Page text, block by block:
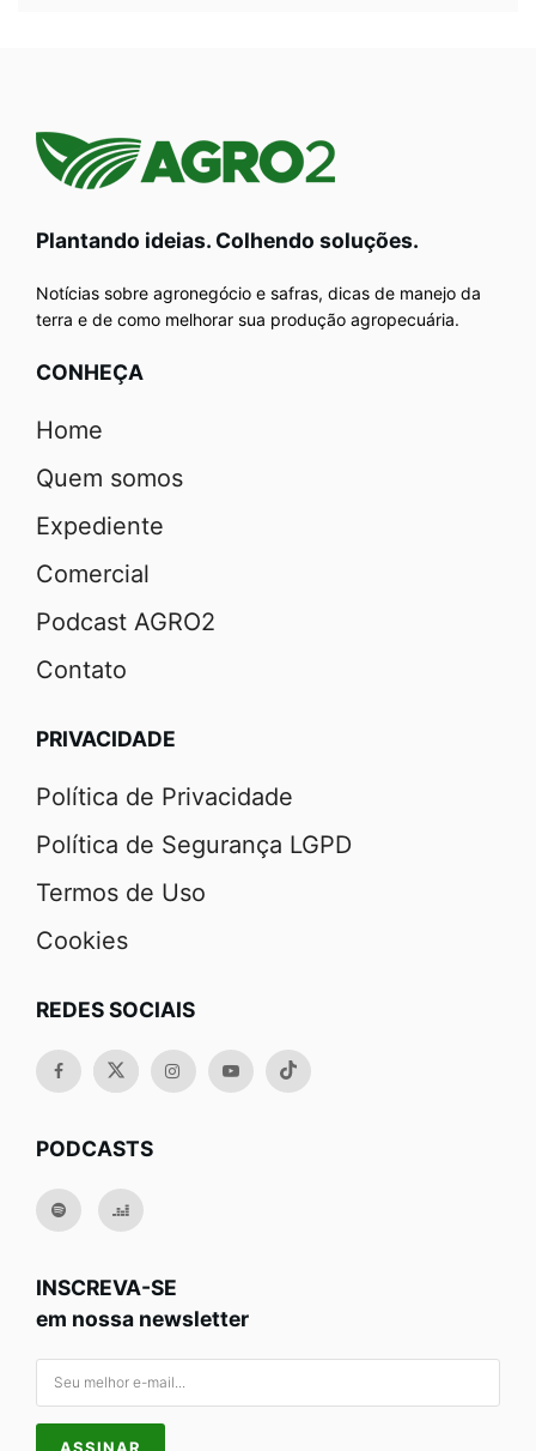
Plantando ideias. Colhendo soluções.
Notícias sobre agronegócio e safras, dicas de manejo da
terra e de como melhorar sua produção agropecuária.
CONHEÇA
Home
Quem somos
Expediente
Comercial
Podcast AGRO2
Contato
PRIVACIDADE
Política de Privacidade
Política de Segurança LGPD
Termos de Uso
Cookies
REDES SOCIAIS
PODCASTS
INSCREVA-SE
em nossa newsletter